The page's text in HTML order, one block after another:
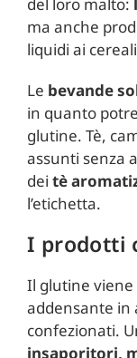
ma anche
liquidi ai
Le bevande
in quanto
glutine. Tè,
assunti senza
dei tè
l’etichetta.
I prodotti
Il glutine viene
addensante in
confezionati.
insaporitori,